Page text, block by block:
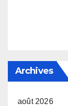
Archives
août 2026